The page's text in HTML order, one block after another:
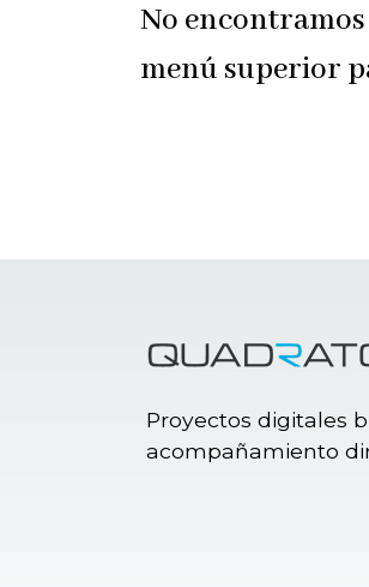
No
menú superior
Proyectos digitales
acompañamiento